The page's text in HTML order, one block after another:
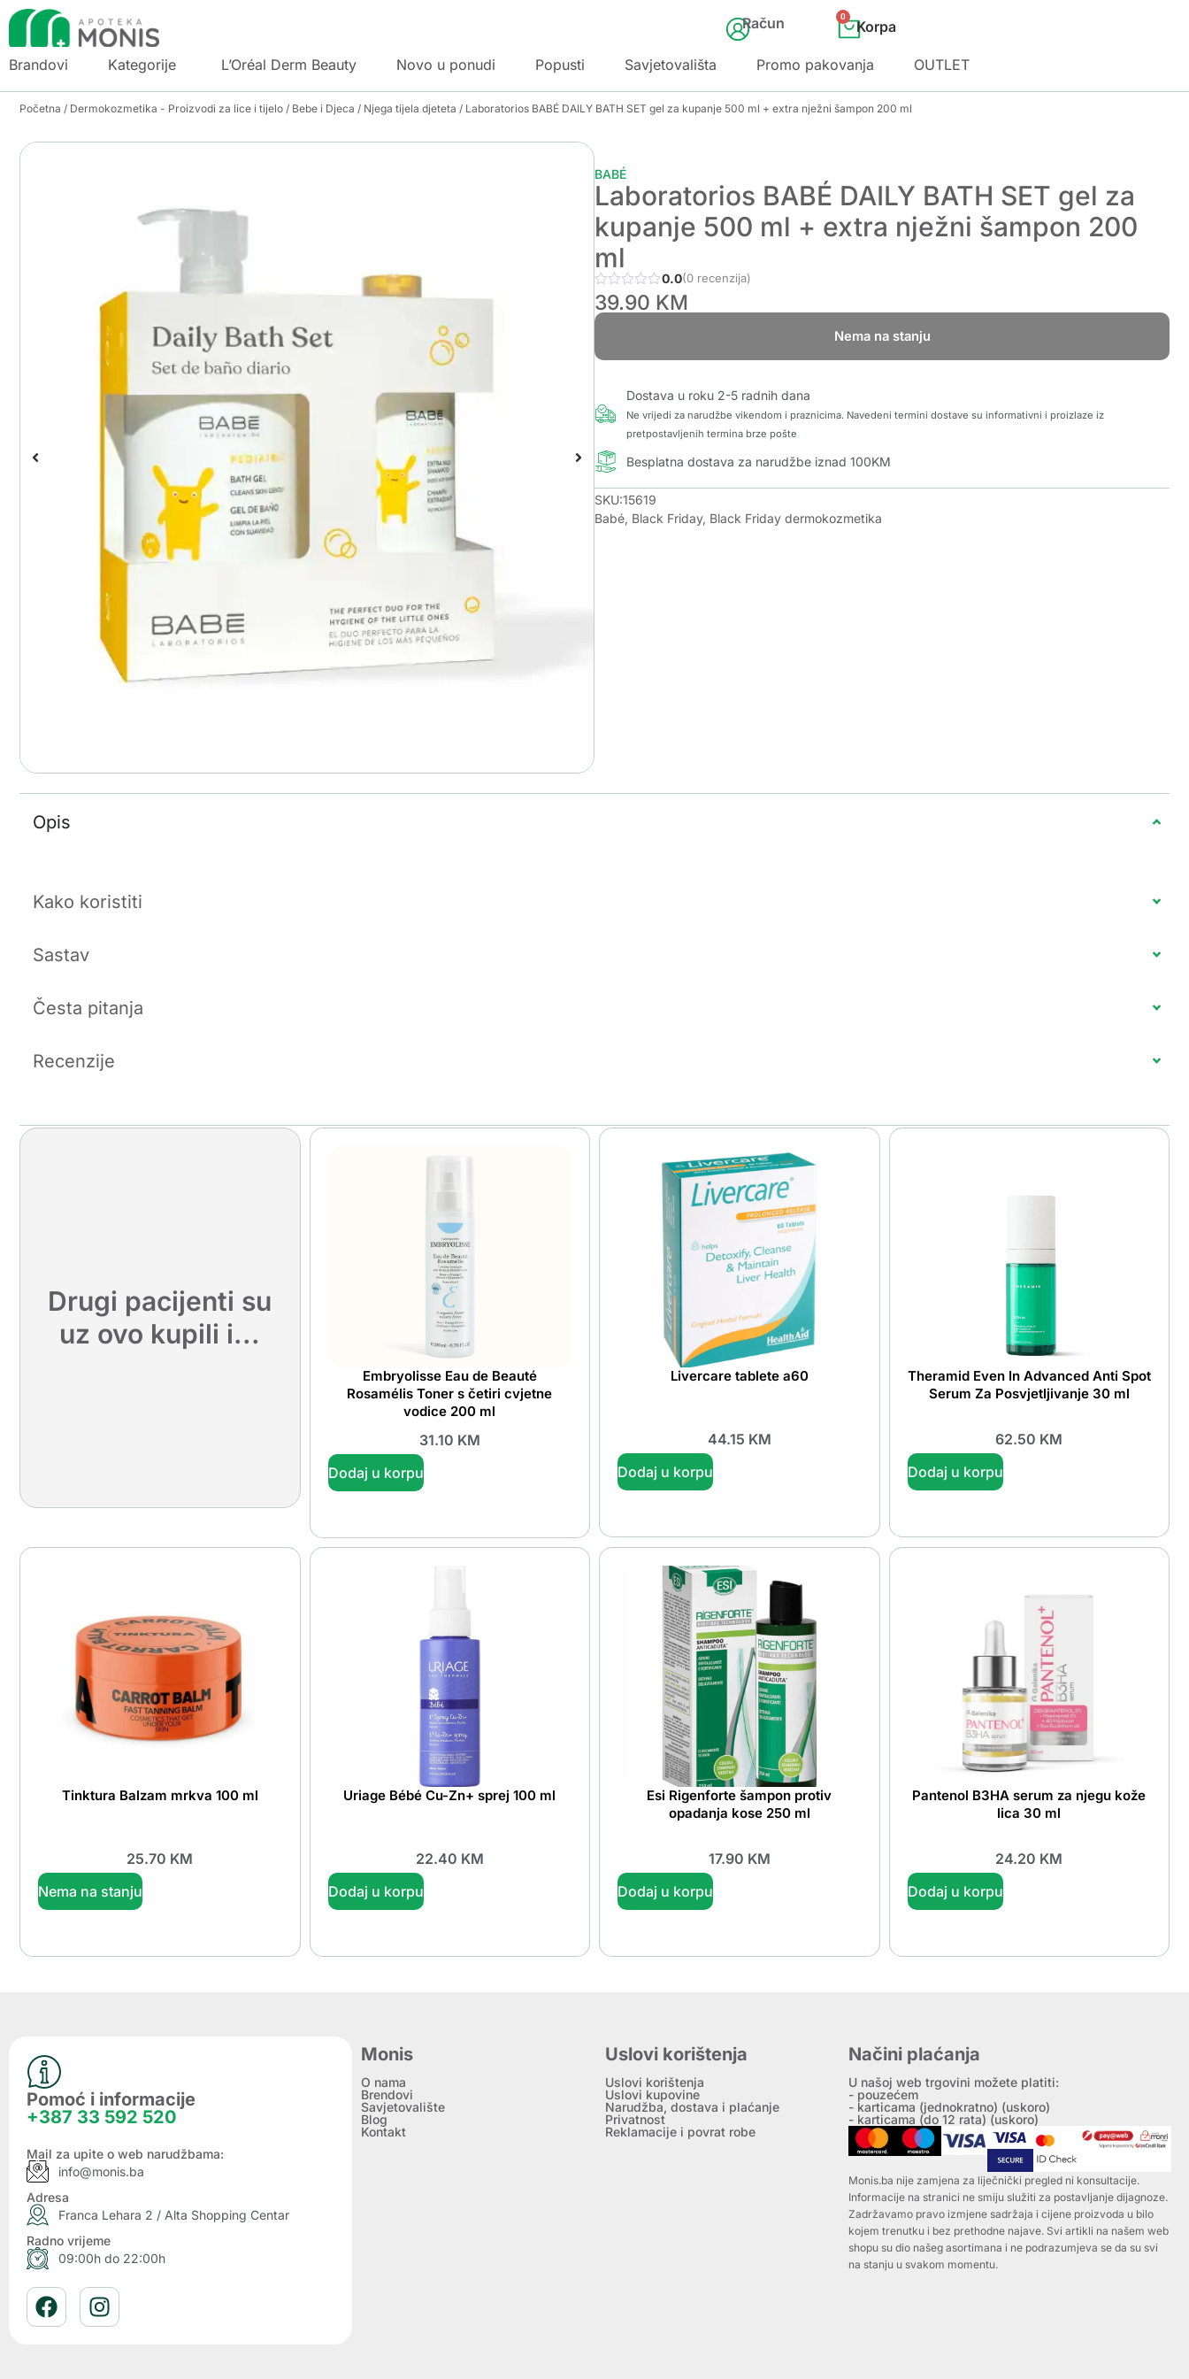
Račun 0
Brandovi Kategorije L’Oréal Derm Beauty Novo u ponudi Popusti Savjetovališta Promo pakovanja OUTLET
Početna / Dermokozmetika - Proizvodi za lice i tijelo / Bebe i Djeca / Njega tijela djeteta / Laboratorios BABÉ DAILY BATH SET gel za kupanje 500 ml + extra nježni šampon 200 ml
BABÉ
Laboratorios BABÉ DAILY BATH SET gel za
kupanje 500 ml + extra nježni šampon 200
ml
0.0(0 recenzija)
39.90 KM
Nema na stanju
Dostava u roku 2-5 radnih dana
Ne vrijedi za narudžbe vikendom i praznicima. Navedeni termini dostave su informativni i proizlaze iz
pretpostavljenih termina brze pošte
Besplatna dostava za narudžbe iznad 100KM
SKU:15619
Babé, Black Friday, Black Friday dermokozmetika
Opis
Kako koristiti
Sastav
Česta pitanja
Recenzije
Drugi pacijenti su
uz ovo kupili i...
Embryolisse Eau de Beauté
Rosamélis Toner s četiri cvjetne
vodice 200 ml
31.10 KM
Dodaj u korpu
Livercare tablete a60
44.15 KM
Dodaj u korpu
Theramid Even In Advanced Anti Spot
Serum Za Posvjetljivanje 30 ml
62.50 KM
Dodaj u korpu
Tinktura Balzam mrkva 100 ml
25.70 KM
Nema na stanju
Uriage Bébé Cu-Zn+ sprej 100 ml
22.40 KM
Dodaj u korpu
Esi Rigenforte šampon protiv
opadanja kose 250 ml
17.90 KM
Dodaj u korpu
Pantenol B3HA serum za njegu kože
lica 30 ml
24.20 KM
Dodaj u korpu
Pomoć i informacije
+387 33 592 520
Mail za upite o web narudžbama:
info@monis.ba
Adresa
Franca Lehara 2 / Alta Shopping Centar
Radno vrijeme
09:00h do 22:00h
Monis
O nama
Brendovi
Savjetovalište
Blog
Kontakt
Uslovi korištenja
Uslovi korištenja
Uslovi kupovine
Narudžba, dostava i plaćanje
Privatnost
Reklamacije i povrat robe
Načini plaćanja
U našoj web trgovini možete platiti:
- pouzećem
- karticama (jednokratno) (uskoro)
- karticama (do 12 rata) (uskoro)
Monis.ba nije zamjena za liječnički pregled ni konsultacije.
Informacije na stranici ne smiju služiti za postavljanje dijagnoze.
Zadržavamo pravo izmjene sadržaja i cijene proizvoda u bilo
kojem trenutku i bez prethodne najave. Svi artikli na našem web
shopu su dio našeg asortimana i ne podrazumjeva se da su svi
na stanju u svakom momentu.